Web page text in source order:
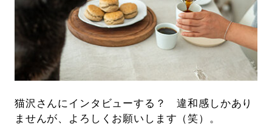
猫沢さんにインタビューする？ 違和感しかあり
ませんが、よろしくお願いします（笑）。